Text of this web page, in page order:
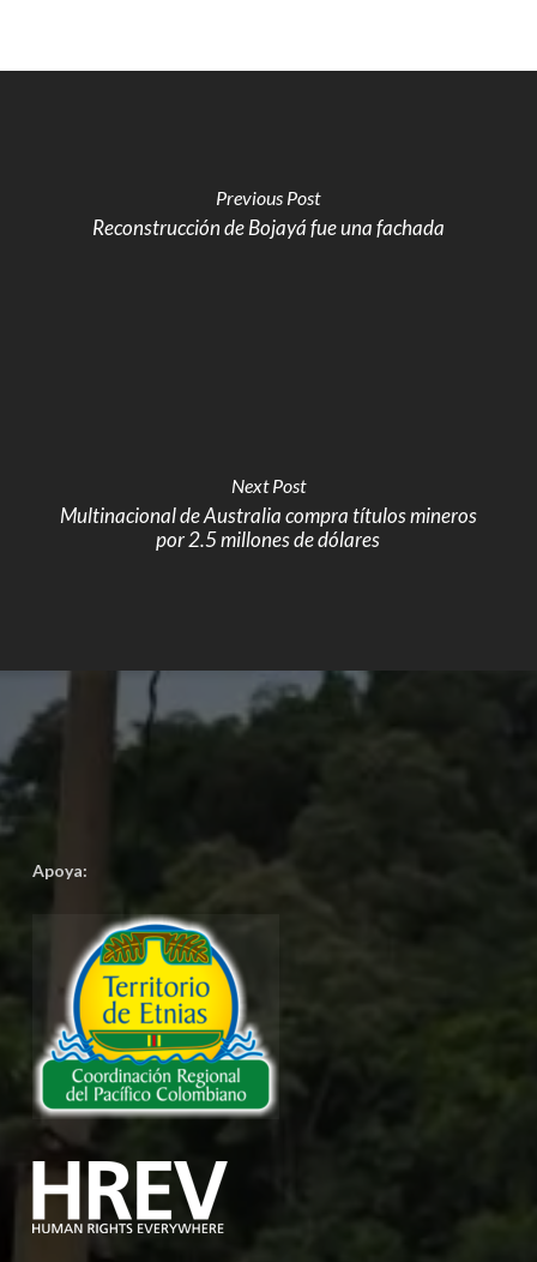
Previous Post
Reconstrucción de Bojayá fue una fachada
Next Post
Multinacional de Australia compra títulos mineros
por 2.5 millones de dólares
Apoya: